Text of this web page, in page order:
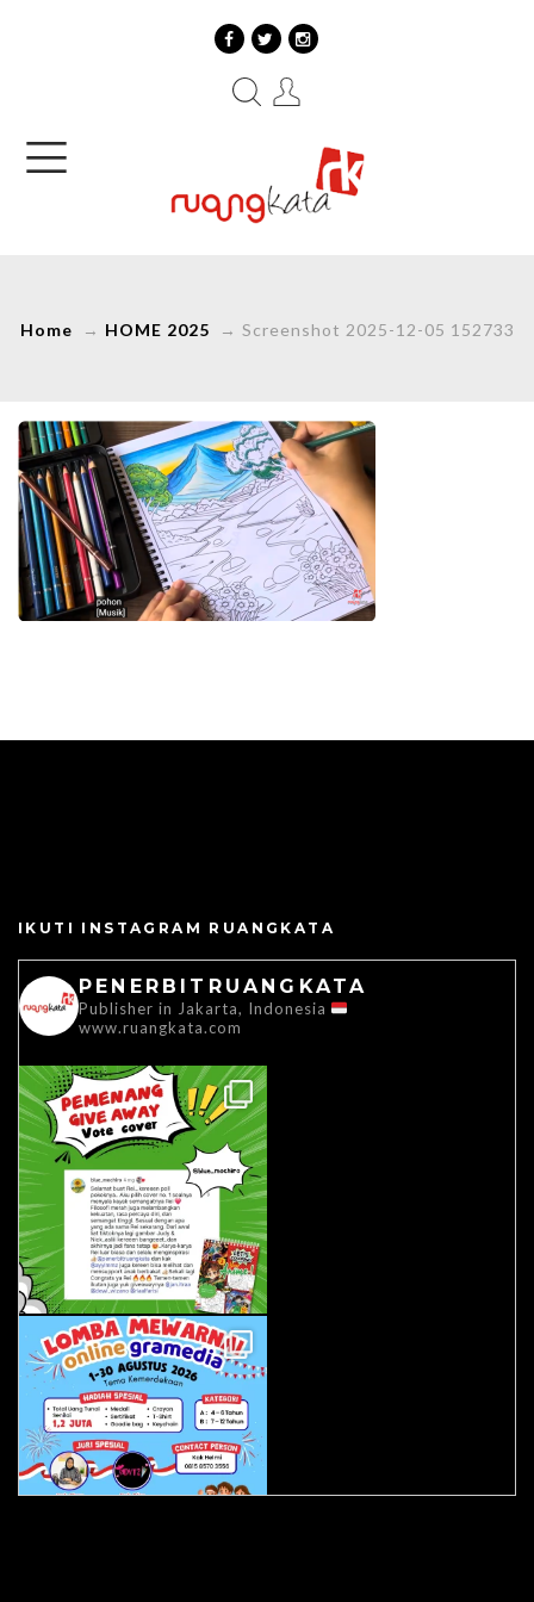
Home → HOME 2025 → Screenshot 2025-12-05 152733
IKUTI INSTAGRAM RUANGKATA
PENERBITRUANGKATA
Publisher in Jakarta, Indonesia
www.ruangkata.com